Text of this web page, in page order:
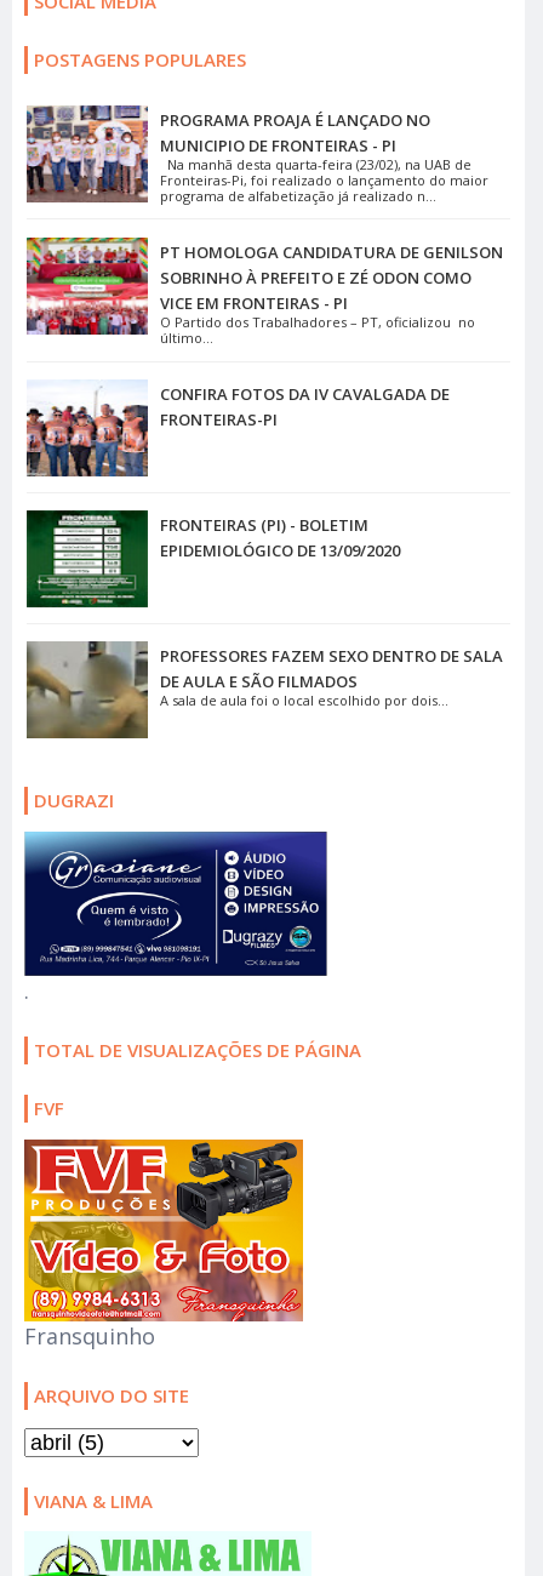
POSTAGENS POPULARES
PROGRAMA PROAJA É LANÇADO NO
MUNICIPIO DE FRONTEIRAS - PI
Na manhã desta quarta-feira (23/02), na UAB de
Fronteiras-Pi, foi realizado o lançamento do maior
programa de alfabetização já realizado n...
PT HOMOLOGA CANDIDATURA DE GENILSON
SOBRINHO À PREFEITO E ZÉ ODON COMO
VICE EM FRONTEIRAS - PI
O Partido dos Trabalhadores – PT, oficializou no
último...
CONFIRA FOTOS DA IV CAVALGADA DE
FRONTEIRAS-PI
FRONTEIRAS (PI) - BOLETIM
EPIDEMIOLÓGICO DE 13/09/2020
PROFESSORES FAZEM SEXO DENTRO DE SALA
DE AULA E SÃO FILMADOS
A sala de aula foi o local escolhido por dois...
DUGRAZI
.
TOTAL DE VISUALIZAÇÕES DE PÁGINA
FVF
Fransquinho
ARQUIVO DO SITE
VIANA & LIMA